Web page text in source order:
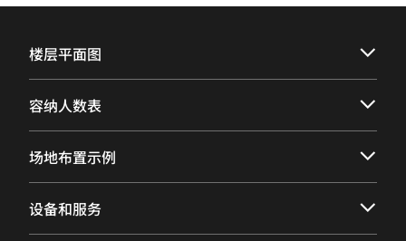
楼层平面图
容纳人数表
场地布置示例
设备和服务